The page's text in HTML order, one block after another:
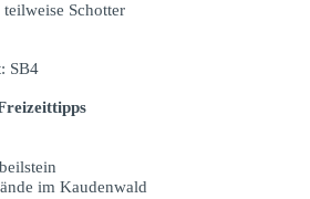
Schotter
SB4
im Kaudenwald